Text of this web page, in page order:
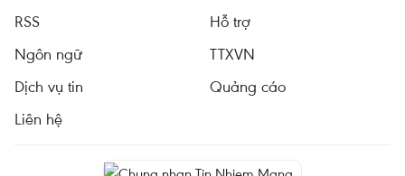
RSS
Hỗ trợ
Ngôn ngữ
TTXVN
Dịch vụ tin
Quảng cáo
Liên hệ